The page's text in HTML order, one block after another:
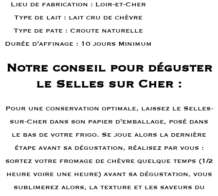
Lieu de fabrication : Loir-et-Cher
Type de lait : lait cru de chèvre
Type de pate : Croute naturelle
Durée d’affinage : 10 jours Minimum
Notre conseil pour déguster
le Selles sur Cher :
Pour une conservation optimale, laissez le Selles-
sur-Cher dans son papier d’emballage, posé dans
le bas de votre frigo. Se joue alors la dernière
étape avant sa dégustation, réalisez par vous :
sortez votre fromage de chèvre quelque temps (1/2
heure voire une heure) avant sa dégustation, vous
sublimerez alors, la texture et les saveurs du